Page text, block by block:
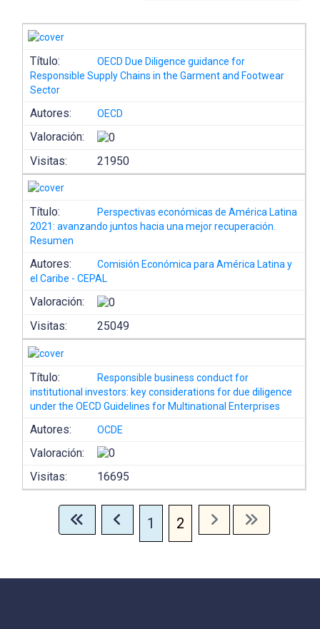
Título:
OECD Due Diligence guidance for
Responsible Supply Chains in the Garment and Footwear
Sector
Autores: OECD
Valoración:
Visitas:
21950
Título:
Perspectivas económicas de América Latina
2021: avanzando juntos hacia una mejor recuperación.
Resumen
Autores:
Comisión Económica para América Latina y
el Caribe - CEPAL
Valoración:
Visitas:
25049
Título:
Responsible business conduct for
institutional investors: key considerations for due diligence
under the OECD Guidelines for Multinational Enterprises
Autores: OCDE
Valoración:
Visitas:
16695
1 2